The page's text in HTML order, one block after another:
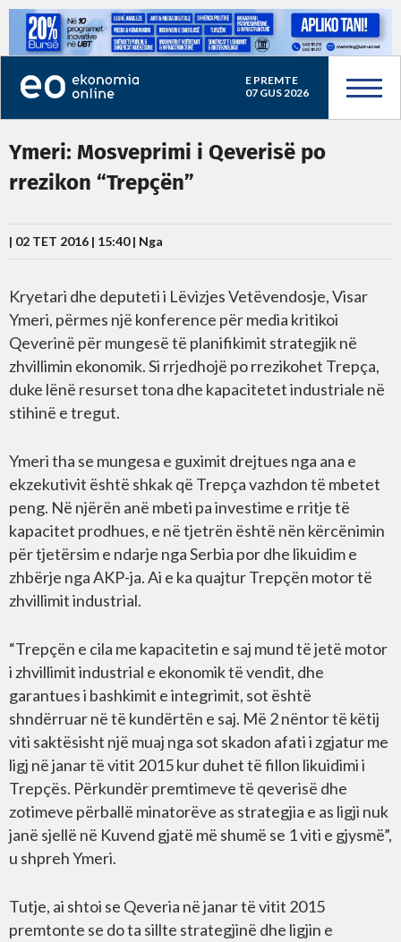
E PREMTE
07 GUS 2026
Ymeri: Mosveprimi i Qeverisë po
rrezikon “Trepçën”
| 02 TET 2016 | 15:40 | Nga
Kryetari dhe deputeti i Lëvizjes Vetëvendosje, Visar
Ymeri, përmes një konference për media kritikoi
Qeverinë për mungesë të planifikimit strategjik në
zhvillimin ekonomik. Si rrjedhojë po rrezikohet Trepça,
duke lënë resurset tona dhe kapacitetet industriale në
stihinë e tregut.
Ymeri tha se mungesa e guximit drejtues nga ana e
ekzekutivit është shkak që Trepça vazhdon të mbetet
peng. Në njërën anë mbeti pa investime e rritje të
kapacitet prodhues, e në tjetrën është nën kërcënimin
për tjetërsim e ndarje nga Serbia por dhe likuidim e
zhbërje nga AKP-ja. Ai e ka quajtur Trepçën motor të
zhvillimit industrial.
“Trepçën e cila me kapacitetin e saj mund të jetë motor
i zhvillimit industrial e ekonomik të vendit, dhe
garantues i bashkimit e integrimit, sot është
shndërruar në të kundërtën e saj. Më 2 nëntor të këtij
viti saktësisht një muaj nga sot skadon afati i zgjatur me
ligj në janar të vitit 2015 kur duhet të fillon likuidimi i
Trepçës. Përkundër premtimeve të qeverisë dhe
zotimeve përballë minatorëve as strategjia e as ligji nuk
janë sjellë në Kuvend gjatë më shumë se 1 viti e gjysmë”,
u shpreh Ymeri.
Tutje, ai shtoi se Qeveria në janar të vitit 2015
premtonte se do ta sillte strategjinë dhe ligjin e